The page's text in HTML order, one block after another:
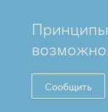
Сообщить